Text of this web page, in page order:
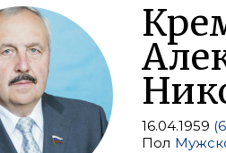
16.04.1959
Пол